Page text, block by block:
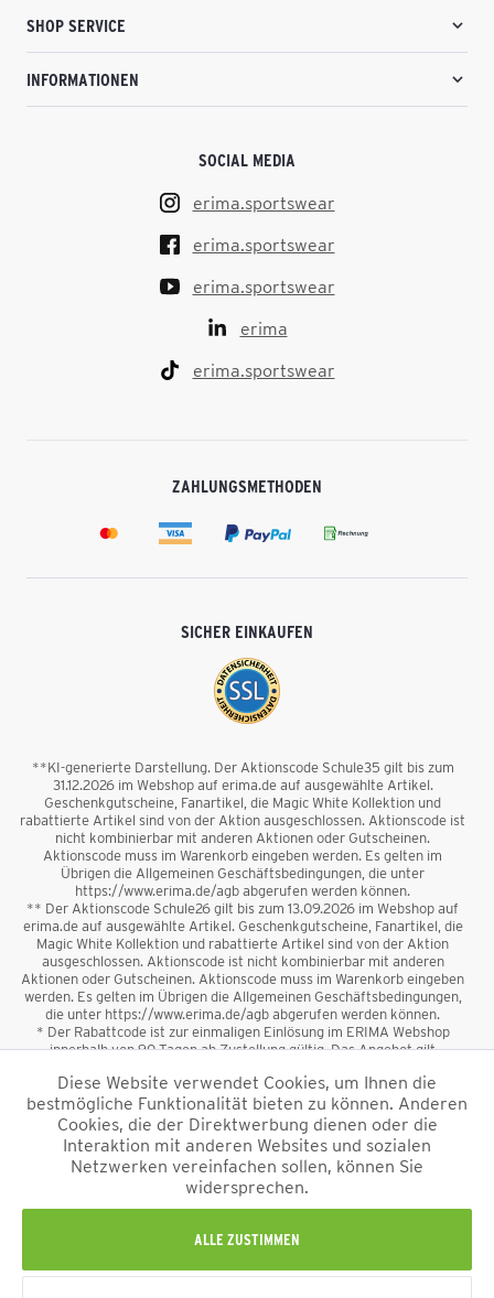
SHOP SERVICE
INFORMATIONEN
SOCIAL MEDIA
erima.sportswear
erima.sportswear
erima.sportswear
erima
erima.sportswear
ZAHLUNGSMETHODEN
SICHER EINKAUFEN
**KI-generierte Darstellung. Der Aktionscode Schule35 gilt bis zum
31.12.2026 im Webshop auf erima.de auf ausgewählte Artikel.
Geschenkgutscheine, Fanartikel, die Magic White Kollektion und
rabattierte Artikel sind von der Aktion ausgeschlossen. Aktionscode ist
nicht kombinierbar mit anderen Aktionen oder Gutscheinen.
Aktionscode muss im Warenkorb eingeben werden. Es gelten im
Übrigen die Allgemeinen Geschäftsbedingungen, die unter
https://www.erima.de/agb abgerufen werden können.
** Der Aktionscode Schule26 gilt bis zum 13.09.2026 im Webshop auf
erima.de auf ausgewählte Artikel. Geschenkgutscheine, Fanartikel, die
Magic White Kollektion und rabattierte Artikel sind von der Aktion
ausgeschlossen. Aktionscode ist nicht kombinierbar mit anderen
Aktionen oder Gutscheinen. Aktionscode muss im Warenkorb eingeben
werden. Es gelten im Übrigen die Allgemeinen Geschäftsbedingungen,
die unter https://www.erima.de/agb abgerufen werden können.
* Der Rabattcode ist zur einmaligen Einlösung im ERIMA Webshop
innerhalb von 90 Tagen ab Zustellung gültig. Das Angebot gilt
sowie Geschenkgutscheine sind vom Rabatt ausgeschlossen. Der
Rabattcode ist nicht mit anderen Aktionen oder Gutscheinen
kombinierbar. Der Mindestbestellwert beträgt 50 €
*Alle Preise verstehen sich inkl. Mehrwertsteuer und zzgl.
und ggf. Nachnahmegebühren, wenn nicht anders
beschrieben.
Diese Website verwendet Cookies, um Ihnen die
bestmögliche Funktionalität bieten zu können. Anderen
Cookies, die der Direktwerbung dienen oder die
Interaktion mit anderen Websites und sozialen
Netzwerken vereinfachen sollen, können Sie
widersprechen.